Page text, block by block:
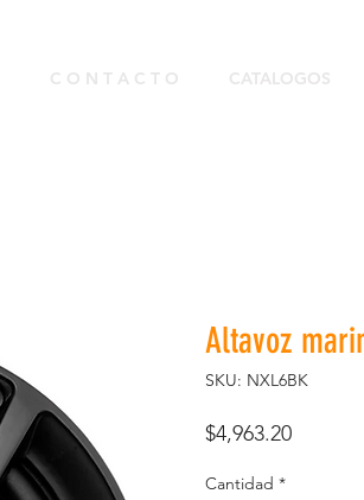
C O N T A C T O CATALOGOS
Altavoz
SKU: NXL6BK
$4,963.20Precio
Cantidad *